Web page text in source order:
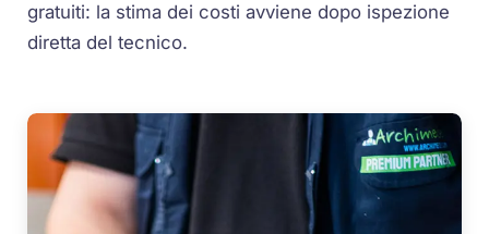
gratuiti: la stima dei costi avviene dopo ispezione
diretta del tecnico.